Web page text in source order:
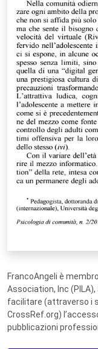
FrancoAngeli è
Association, Inc
facilitare (attraverso i
CrossRef.org)
pubblicazioni